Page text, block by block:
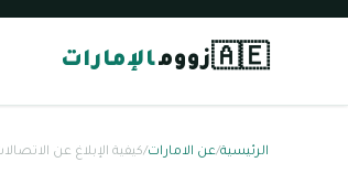
🇦🇪زوومالإمارات
الرئيسية/عن الامارات/كيفية الإبلاغ عن